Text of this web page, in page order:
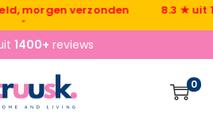
verzonden 8.3 ★ uit
1400+ reviews
0